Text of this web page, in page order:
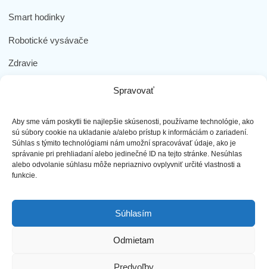
Spravovať
Aby sme vám poskytli tie najlepšie skúsenosti, používame technológie, ako
sú súbory cookie na ukladanie a/alebo prístup k informáciám o zariadení.
Súhlas s týmito technológiami nám umožní spracovávať údaje, ako je
správanie pri prehliadaní alebo jedinečné ID na tejto stránke. Nesúhlas
alebo odvolanie súhlasu môže nepriaznivo ovplyvniť určité vlastnosti a
funkcie.
Súhlasím
Odmietam
Predvoľby
Smart hodinky
Robotické vysávače
Zdravie
Dôležité odkazy
Obchodné podmienky
Ochrana osobných údajov
Doprava a platba
Reklamácia tovaru